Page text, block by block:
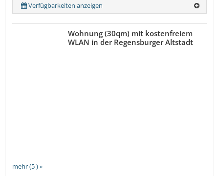
Verfügbarkeiten anzeigen
mehr (5 ) »
Wohnung (30qm) mit kostenfreiem
WLAN in der Regensburger Altstadt